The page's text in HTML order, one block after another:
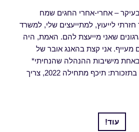
– אחרי-אחרי החגים שמח
לייעוץ, למתייעצים שלי, למשרד
שאני מייעצת להם. האמת, היה
היה גם מעייף. אני קצת בהאנג אובר של
מישיבות ההנהלה שהנחיתי*
הפתיע אחד המנהלים בתזכורת: תיכף מתחילה 2022, צריך
עוד!